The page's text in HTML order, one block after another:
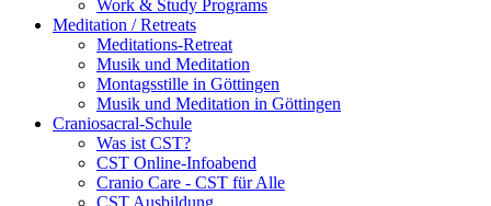
Work & Study Programs
Meditation / Retreats
Meditations-Retreat
Musik und Meditation
Montagsstille in Göttingen
Musik und Meditation in Göttingen
Craniosacral-Schule
Was ist CST?
CST Online-Infoabend
Cranio Care - CST für Alle
CST Ausbildung